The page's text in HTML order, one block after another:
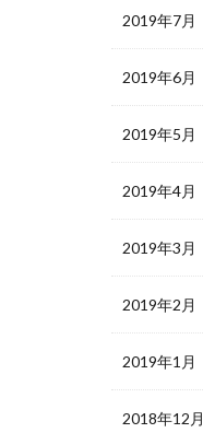
2019年7月
2019年6月
2019年5月
2019年4月
2019年3月
2019年2月
2019年1月
2018年12月